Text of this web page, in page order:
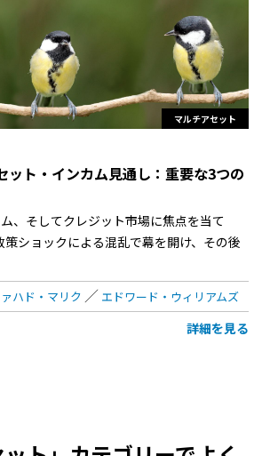
マルチアセット
ット・インカム見通し：重要な3つの
、そしてクレジット市場に焦点を当て
ショックによる混乱で幕を開け、その後
ハド・マリク
エドワード・ウィリアムズ
詳細を見る